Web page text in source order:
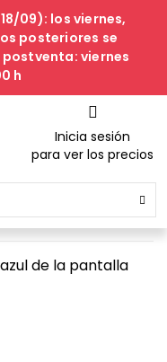
09): los viernes,
posteriores se
postventa: viernes
h
Inicia sesión
para ver los precios
Green
de la pantalla